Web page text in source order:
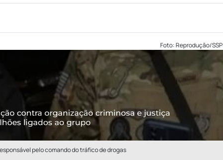
Foto: Reprodução/
pelo comando do tráfico de drogas